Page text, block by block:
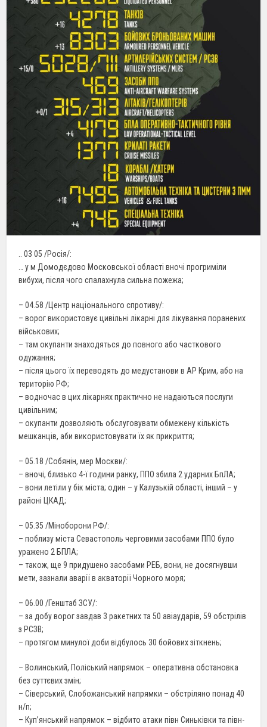
.. 03 05 /Росія/:
… у м Домодєдово Московської області вночі прогриміли
вибухи, після чого спалахнула сильна пожежа;
– 04.58 /Центр національного спротиву/:
– ворог використовує цивільні лікарні для лікування поранених
військових;
– там окупанти знаходяться до повного або часткового
одужання;
– після цього їх переводять до медустанови в АР Крим, або на
територію РФ;
– водночас в цих лікарнях практично не надаються послуги
цивільним;
– окупанти дозволяють обслуговувати обмежену кількість
мешканців, аби використовувати їх як прикриття;
– 05.18 /Собянін, мер Москви/:
– вночі, близько 4-ї години ранку, ППО збила 2 ударних БпЛА;
– вони летіли у бік міста; один – у Калузькій області, інший – у
районі ЦКАД;
– 05.35 /Міноборони РФ/:
– поблизу міста Севастополь черговими засобами ППО було
уражено 2 БПЛА;
– також, ще 9 придушено засобами РЕБ, вони, не досягнувши
мети, зазнали аварії в акваторії Чорного моря;
– 06.00 /Генштаб ЗСУ/:
– за добу ворог завдав 3 ракетних та 50 авіаударів, 59 обстрілів
з РСЗВ;
– протягом минулої доби відбулось 30 бойових зіткнень;
– Волинський, Поліський напрямок – оперативна обстановка
без суттєвих змін;
– Сіверський, Слобожанський напрямки – обстріляно понад 40
н/п;
– Куп’янський напрямок – відбито атаки півн Синьківки та півн-